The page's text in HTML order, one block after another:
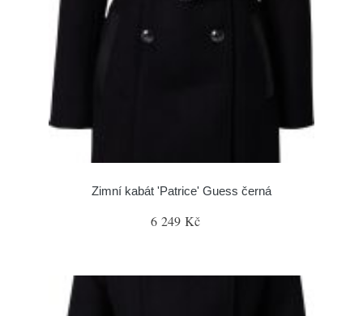
Zimní kabát 'Patrice' Guess černá
6 249 Kč